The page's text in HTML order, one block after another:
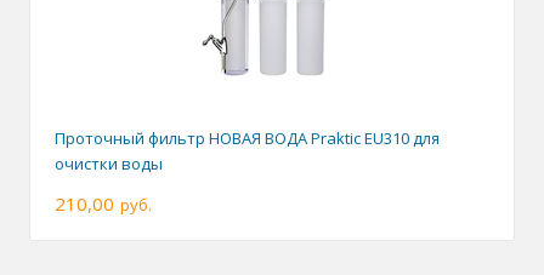
Проточный фильтр НОВАЯ ВОДА Praktic EU310 для
очистки воды
210,00 руб.